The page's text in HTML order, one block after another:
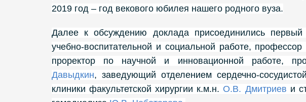
2019 год – год векового юбилея нашего родного вуза.
Далее к обсуждению доклада присоединились
учебно-воспитательной и социальной работе, профессор
проректор по научной и инновационной работе,
Давыдкин, заведующий отделением сердечно-
клиники факультетской хирургии к.м.н. О.В. Дмитриев и